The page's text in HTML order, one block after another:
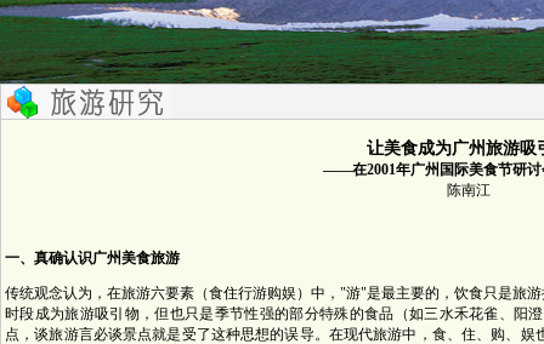
让美食成为广州旅游吸
——在2001年广州国际美食节研讨
陈南江
一、真确认识广州美食旅游
传统观念认为，在旅游六要素（食住行游购娱）中，"游"是最主要的，饮食只是旅
时段成为旅游吸引物，但也只是季节性强的部分特殊的食品（如三水禾花雀、阳
点，谈旅游言必谈景点就是受了这种思想的误导。在现代旅游中，食、住、购、